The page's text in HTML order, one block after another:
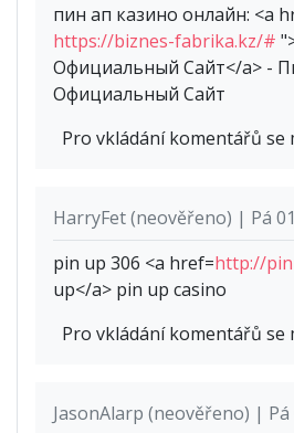
пин ап казино онлайн: <a
https://biznes-fabrika.kz/#
Официальный Сайт</a> -
Официальный Сайт
Pro vkládání komentářů se
HarryFet (neověřeno) | Pá
pin up 306 <a href=http://
up</a> pin up casino
Pro vkládání komentářů se
JasonAlarp (neověřeno) | Pá